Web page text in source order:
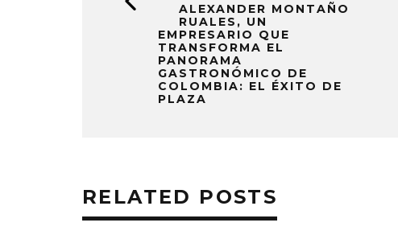
ALEXANDER MONTAÑO
RUALES, UN
EMPRESARIO QUE
TRANSFORMA EL
PANORAMA
GASTRONÓMICO DE
COLOMBIA: EL ÉXITO DE
PLAZA
RELATED POSTS